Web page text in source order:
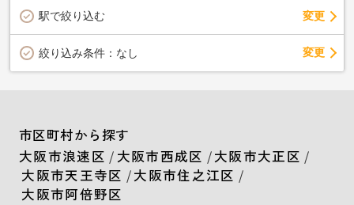
駅で絞り込む 変更
絞り込み条件： なし 変更
市区町村から探す
大阪市浪速区 / 大阪市西成区 /大阪市大正区 /
大阪市天王寺区 /大阪市住之江区 /
大阪市阿倍野区